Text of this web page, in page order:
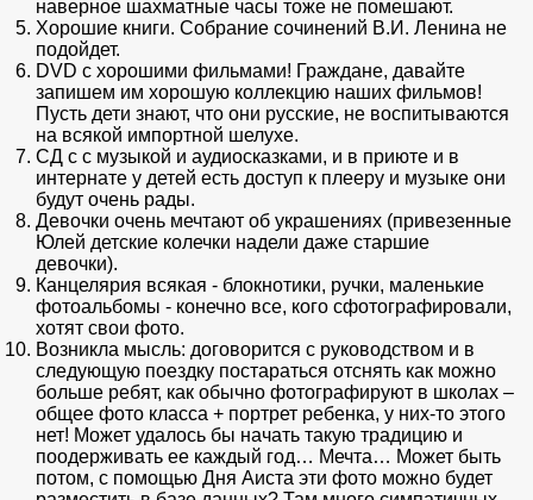
наверное шахматные часы тоже не помешают.
Хорошие книги. Собрание сочинений В.И. Ленина не
подойдет.
DVD с хорошими фильмами! Граждане, давайте
запишем им хорошую коллекцию наших фильмов!
Пусть дети знают, что они русские, не воспитываются
на всякой импортной шелухе.
СД с с музыкой и аудиосказками, и в приюте и в
интернате у детей есть доступ к плееру и музыке они
будут очень рады.
Девочки очень мечтают об украшениях (привезенные
Юлей детские колечки надели даже старшие
девочки).
Канцелярия всякая - блокнотики, ручки, маленькие
фотоальбомы - конечно все, кого сфотографировали,
хотят свои фото.
Возникла мысль: договорится с руководством и в
следующую поездку постараться отснять как можно
больше ребят, как обычно фотографируют в школах –
общее фото класса + портрет ребенка, у них-то этого
нет! Может удалось бы начать такую традицию и
поодерживать ее каждый год… Мечта… Может быть
потом, с помощью Дня Аиста эти фото можно будет